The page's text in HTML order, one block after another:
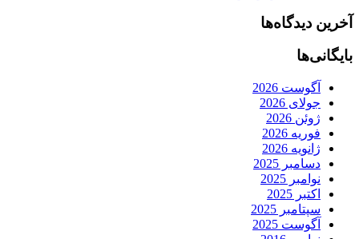
آخرین دیدگاه‌ها
بایگانی‌ها
آگوست 2026
جولای 2026
ژوئن 2026
فوریه 2026
ژانویه 2026
دسامبر 2025
نوامبر 2025
اکتبر 2025
سپتامبر 2025
آگوست 2025